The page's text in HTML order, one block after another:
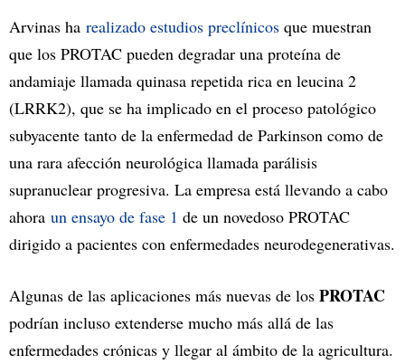
Arvinas ha realizado estudios preclínicos que muestran
que los PROTAC pueden degradar una proteína de
andamiaje llamada quinasa repetida rica en leucina 2
(LRRK2), que se ha implicado en el proceso patológico
subyacente tanto de la enfermedad de Parkinson como de
una rara afección neurológica llamada parálisis
supranuclear progresiva. La empresa está llevando a cabo
ahora un ensayo de fase 1 de un novedoso PROTAC
dirigido a pacientes con enfermedades neurodegenerativas.
Algunas de las aplicaciones más nuevas de los PROTAC
podrían incluso extenderse mucho más allá de las
enfermedades crónicas y llegar al ámbito de la agricultura.